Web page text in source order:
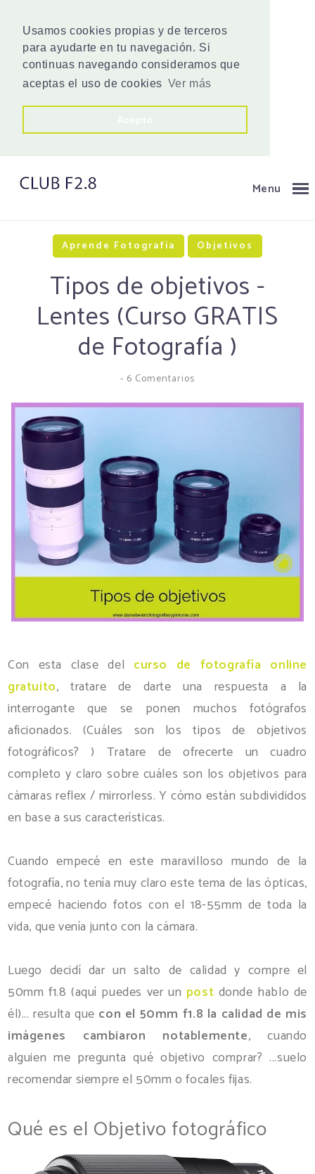
Usamos cookies propias y de terceros
para ayudarte en tu navegación. Si
continuas navegando consideramos que
aceptas el uso de cookies Ver más
Menu
Aprende Fotografía Objetivos
Tipos de objetivos -
Lentes (Curso GRATIS
de Fotografía )
- 6 Comentarios
Con esta clase del curso de fotografía online
gratuito, tratare de darte una respuesta a la
interrogante que se ponen muchos fotógrafos
aficionados. (Cuáles son los tipos de objetivos
fotográficos? ) Tratare de ofrecerte un cuadro
completo y claro sobre cuáles son los objetivos para
cámaras reflex / mirrorless. Y cómo están subdivididos
en base a sus características.
Cuando empecé en este maravilloso mundo de la
fotografía, no tenía muy claro este tema de las ópticas,
empecé haciendo fotos con el 18-55mm de toda la
vida, que venía junto con la cámara.
Luego decidí dar un salto de calidad y compre el
50mm f1.8 (aquí puedes ver un post donde hablo de
él)... resulta que con el 50mm f1.8 la calidad de mis
imágenes cambiaron notablemente, cuando
alguien me pregunta qué objetivo comprar? ...suelo
recomendar siempre el 50mm o focales fijas.
Qué es el Objetivo fotográfico